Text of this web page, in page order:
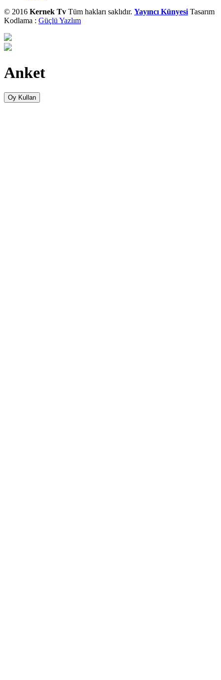
© 2016 Kernek Tv Tüm hakları saklıdır. Yayıncı Künyesi Tasarım
Kodlama : Güçlü Yazlım
Anket